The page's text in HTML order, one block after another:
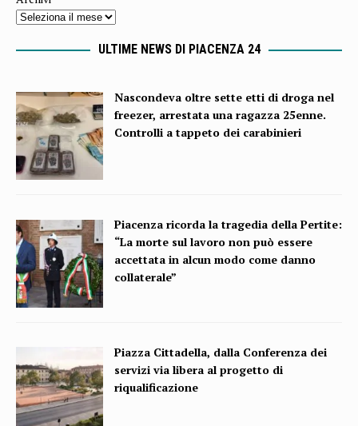
ULTIME NEWS DI PIACENZA 24
Nascondeva oltre sette etti di droga nel
freezer, arrestata una ragazza 25enne.
Controlli a tappeto dei carabinieri
Piacenza ricorda la tragedia della Pertite:
“La morte sul lavoro non può essere
accettata in alcun modo come danno
collaterale”
Piazza Cittadella, dalla Conferenza dei
servizi via libera al progetto di
riqualificazione